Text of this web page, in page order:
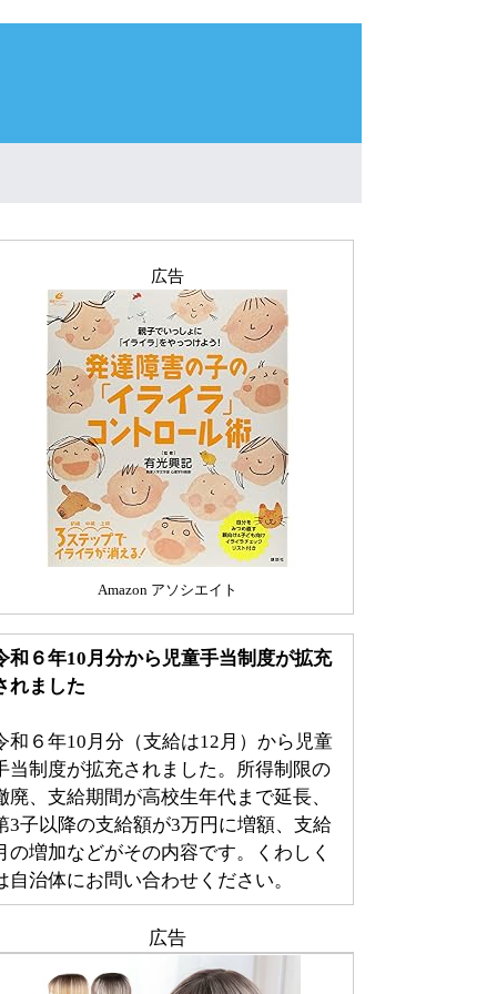
Amazon アソシエイト
和６年10月分から児童手当制度が拡充
れました
和６年10月分（支給は12月）から児童
当制度が拡充されました。所得制限の
廃、支給期間が高校生年代まで延長、
3子以降の支給額が3万円に増額、支給
の増加などがその内容です。くわしく
自治体にお問い合わせください。